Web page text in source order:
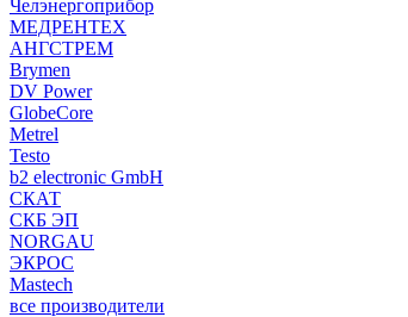
Челэнергоприбор
МЕДРЕНТЕХ
АНГСТРЕМ
Brymen
DV Power
GlobeCore
Metrel
Testo
b2 electronic GmbH
СКАТ
СКБ ЭП
NORGAU
ЭКРОС
Mastech
все производители